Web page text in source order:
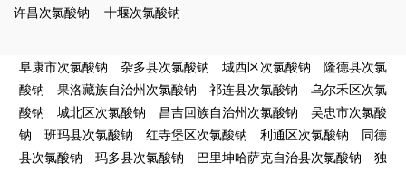
许昌次氯酸钠
十堰次氯酸钠
阜康市次氯酸钠 杂多县次氯酸钠 城西区次氯酸钠
隆德县次氯
酸钠
果洛藏族自治州次氯酸钠 祁连县次氯酸钠
乌尔禾区次氯
酸钠
城北区次氯酸钠 昌吉回族自治州次氯酸钠
吴忠市次氯酸
钠
班玛县次氯酸钠 红寺堡区次氯酸钠 利通区次氯酸钠
同德
县次氯酸钠
玛多县次氯酸钠 巴里坤哈萨克自治县次氯酸钠
独